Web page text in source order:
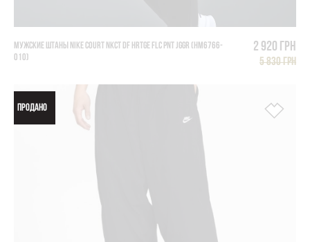
МУЖСКИЕ ШТАНЫ NIKE COURT NKCT DF HRTGE FLC PNT JGGR (HM6766-
010)
2 920 грн
5 830 грн
ПРОДАНО